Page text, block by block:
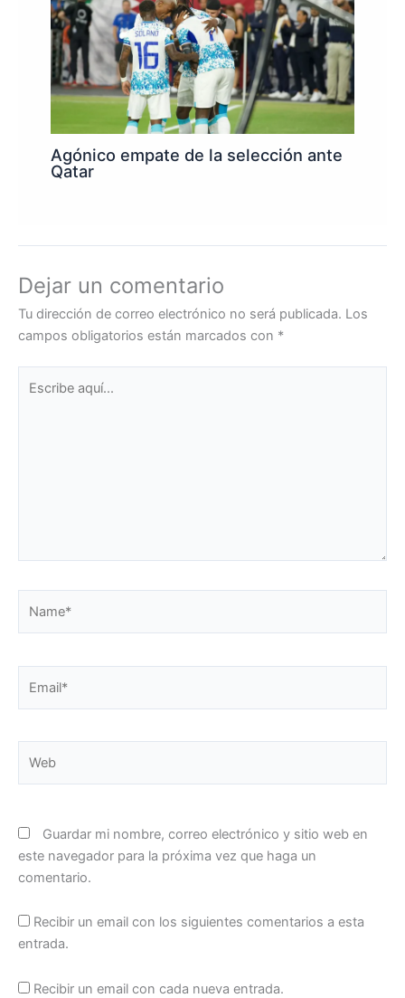
Agónico empate de la selección ante
Qatar
Dejar un comentario
Tu dirección de correo electrónico no será publicada. Los
campos obligatorios están marcados con *
aquí...
Guardar mi nombre, correo electrónico y sitio web en
este navegador para la próxima vez que haga un
comentario.
Recibir un email con los siguientes comentarios a esta
entrada.
Recibir un email con cada nueva entrada.